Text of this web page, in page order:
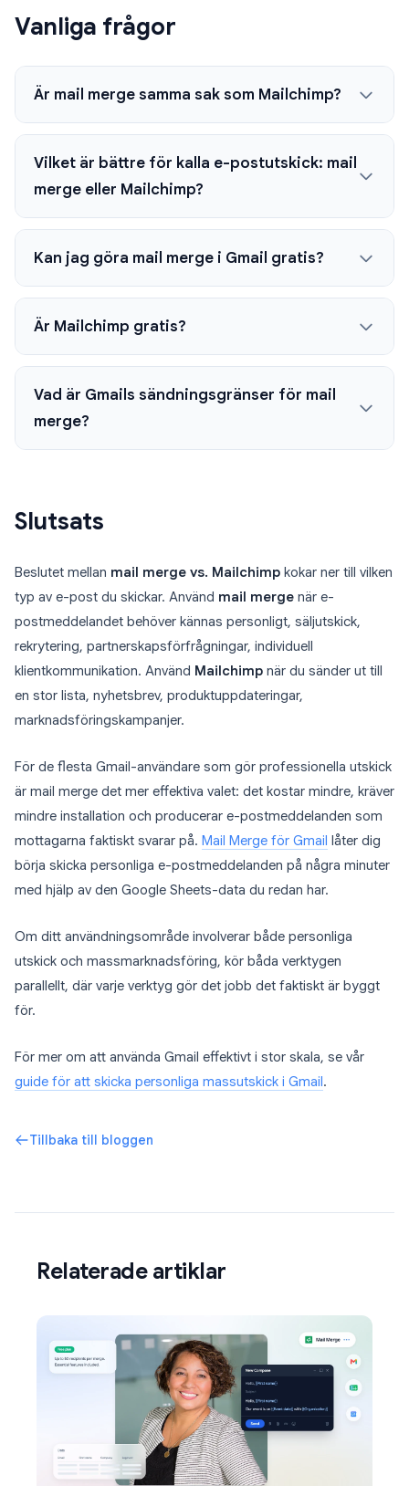
Vanliga frågor
Är mail merge samma sak som Mailchimp?
Vilket är bättre för kalla e-postutskick: mail
merge eller Mailchimp?
Kan jag göra mail merge i Gmail gratis?
Är Mailchimp gratis?
Vad är Gmails sändningsgränser för mail
merge?
Slutsats
Beslutet mellan mail merge vs. Mailchimp kokar ner till vilken
typ av e-post du skickar. Använd mail merge när e-
postmeddelandet behöver kännas personligt, säljutskick,
rekrytering, partnerskapsförfrågningar, individuell
klientkommunikation. Använd Mailchimp när du sänder ut till
en stor lista, nyhetsbrev, produktuppdateringar,
marknadsföringskampanjer.
För de flesta Gmail-användare som gör professionella utskick
är mail merge det mer effektiva valet: det kostar mindre, kräver
mindre installation och producerar e-postmeddelanden som
mottagarna faktiskt svarar på. Mail Merge för Gmail
låter dig
börja skicka personliga e-postmeddelanden på några minuter
med hjälp av den Google Sheets-data du redan har.
Om ditt användningsområde involverar både personliga
utskick och massmarknadsföring, kör båda verktygen
parallellt, där varje verktyg gör det jobb det faktiskt är byggt
för.
För mer om att använda Gmail effektivt i stor skala, se vår
guide för att skicka personliga massutskick i Gmail .
Tillbaka till bloggen
Relaterade artiklar